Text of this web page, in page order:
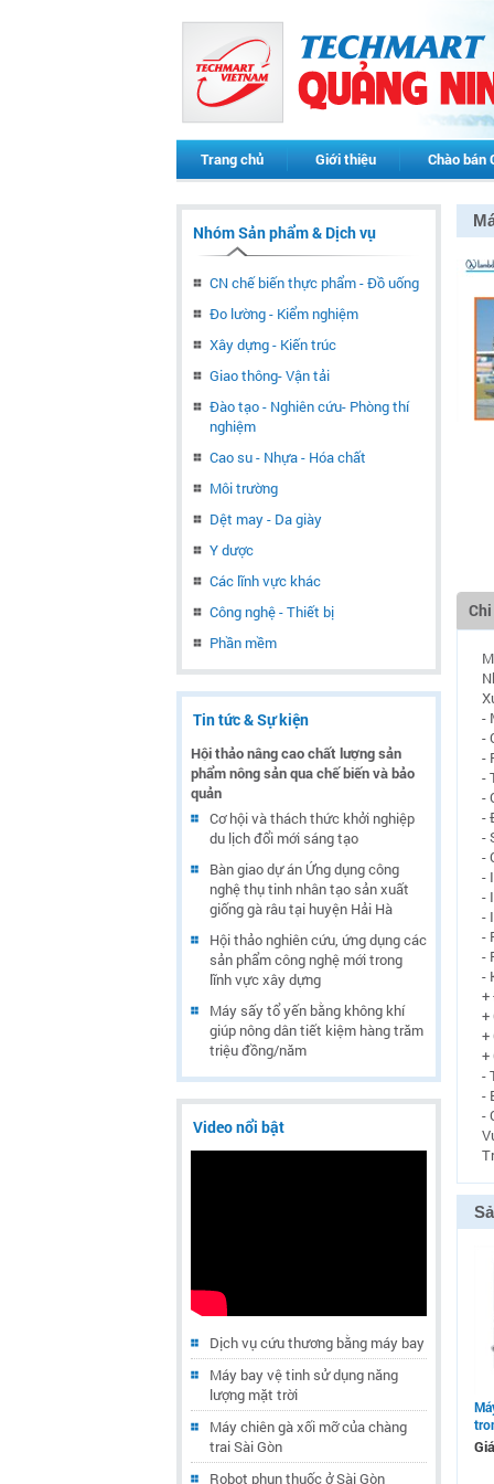
Trang chủ Giới thiệu Chào bán
Nhóm Sản phẩm & Dịch vụ
CN chế biến thực phẩm - Đồ uống
Đo lường - Kiểm nghiệm
Xây dựng - Kiến trúc
Giao thông- Vận tải
Đào tạo - Nghiên cứu- Phòng thí
nghiệm
Cao su - Nhựa - Hóa chất
Môi trường
Dệt may - Da giày
Y dược
Các lĩnh vực khác
Công nghệ - Thiết bị
Phần mềm
Tin tức & Sự kiện
Hội thảo nâng cao chất lượng sản
phẩm nông sản qua chế biến và bảo
quản
Cơ hội và thách thức khởi nghiệp
du lịch đổi mới sáng tạo
Bàn giao dự án Ứng dụng công
nghệ thụ tinh nhân tạo sản xuất
giống gà râu tại huyện Hải Hà
Hội thảo nghiên cứu, ứng dụng các
sản phẩm công nghệ mới trong
lĩnh vực xây dựng
Máy sấy tổ yến bằng không khí
giúp nông dân tiết kiệm hàng trăm
triệu đồng/năm
Video nổi bật
Dịch vụ cứu thương bằng máy bay
Máy bay vệ tinh sử dụng năng
lượng mặt trời
Máy chiên gà xối mỡ của chàng
trai Sài Gòn
Robot phun thuốc ở Sài Gòn
-
-
-
-
-
-
-
-
-
-
-
-
-
-
+
+
+
+
-
-
-